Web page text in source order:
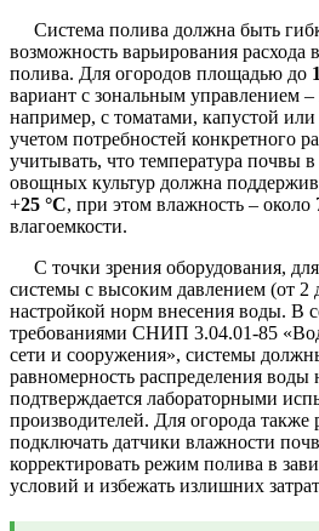
Система полива должна быть
возможность варьирования расхода
полива. Для огородов площадью до
вариант с зональным управлением
например, с томатами, капустой
учетом потребностей конкретного
учитывать, что температура почвы
овощных культур должна
+25 °C, при этом влажность – около
влагоемкости.
С точки зрения оборудования,
системы с высоким давлением (от 2
настройкой норм внесения воды. В
требованиями СНИП 3.04.01-85
сети и сооружения», системы
равномерность распределения воды
подтверждается лабораторными
производителей. Для огорода также
подключать датчики влажности
корректировать режим полива в
условий и избежать излишних